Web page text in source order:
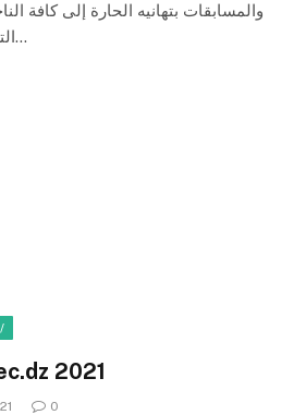
والمسابقات بتهانيه الحارة إلى كافة
التعليم الإبتدائي كما يتمنى…
2021
0